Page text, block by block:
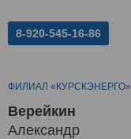
8-920-545-16-86
ФИЛИАЛ «КУРСКЭНЕРГО»
Верейкин
Александр